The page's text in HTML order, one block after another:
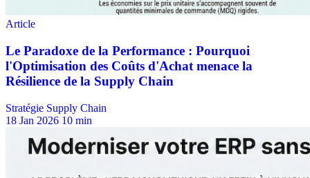
Stratégie Supply Chain
18 Jan 2026 10 min